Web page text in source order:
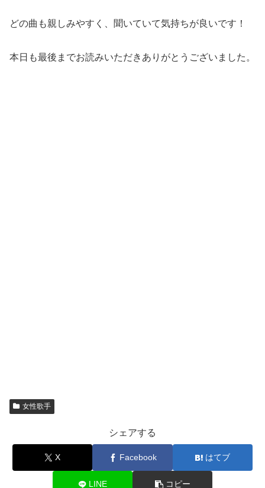
どの曲も親しみやすく、聞いていて気持ちが良いです！
本日も最後までお読みいただきありがとうございました。
女性歌手
シェアする
X Facebook はてブ
LINE コピー